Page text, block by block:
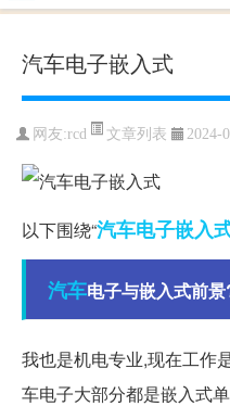
汽车电子嵌入式
网友:rcd 文章列表 2024-
以下围绕“汽车电子嵌入
汽车电子与嵌入式前景
我也是机电专业,现在工作
车电子大部分都是嵌入式